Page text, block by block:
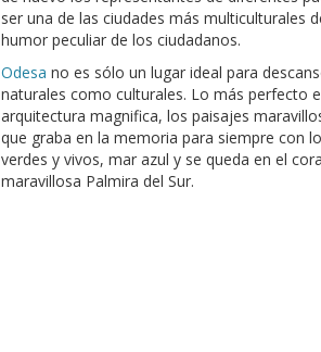
ser una de las ciudades más multiculturales
humor peculiar de los ciudadanos.
Odesa no es sólo un lugar ideal para
naturales como culturales. Lo más perfecto
arquitectura magnifica, los paisajes
que graba en la memoria para siempre con
verdes y vivos, mar azul y se queda en el
maravillosa Palmira del Sur.